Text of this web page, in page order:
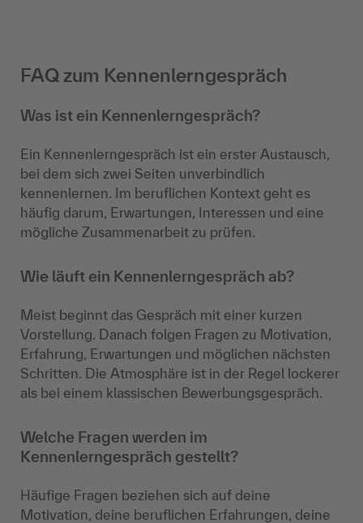
FAQ zum Kennenlerngespräch
Was ist ein Kennenlerngespräch?
Ein Kennenlerngespräch ist ein erster Austausch,
bei dem sich zwei Seiten unverbindlich
kennenlernen. Im beruflichen Kontext geht es
häufig darum, Erwartungen, Interessen und eine
mögliche Zusammenarbeit zu prüfen.
Wie läuft ein Kennenlerngespräch ab?
Meist beginnt das Gespräch mit einer kurzen
Vorstellung. Danach folgen Fragen zu Motivation,
Erfahrung, Erwartungen und möglichen nächsten
Schritten. Die Atmosphäre ist in der Regel lockerer
als bei einem klassischen Bewerbungsgespräch.
Welche Fragen werden im
Kennenlerngespräch gestellt?
Häufige Fragen beziehen sich auf deine
Motivation, deine beruflichen Erfahrungen, deine